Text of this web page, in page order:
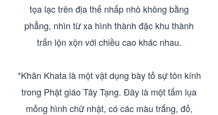
tọa lạc trên địa thế nhấp nhô không bằng
phẳng, nhìn từ xa hình thành đặc khu thành
trấn lộn xộn với chiều cao khác nhau.
*Khăn Khata là một vật dụng bày tỏ sự tôn kính
trong Phật giáo Tây Tạng. Đây là một tấm lụa
mỏng hình chữ nhật, có các màu trắng, đỏ,